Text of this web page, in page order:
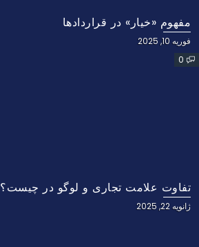
مفهوم «خیار» در قراردادها
فوریه 10, 2025
0
تفاوت علامت تجاری و لوگو در چیست؟
ژانویه 22, 2025